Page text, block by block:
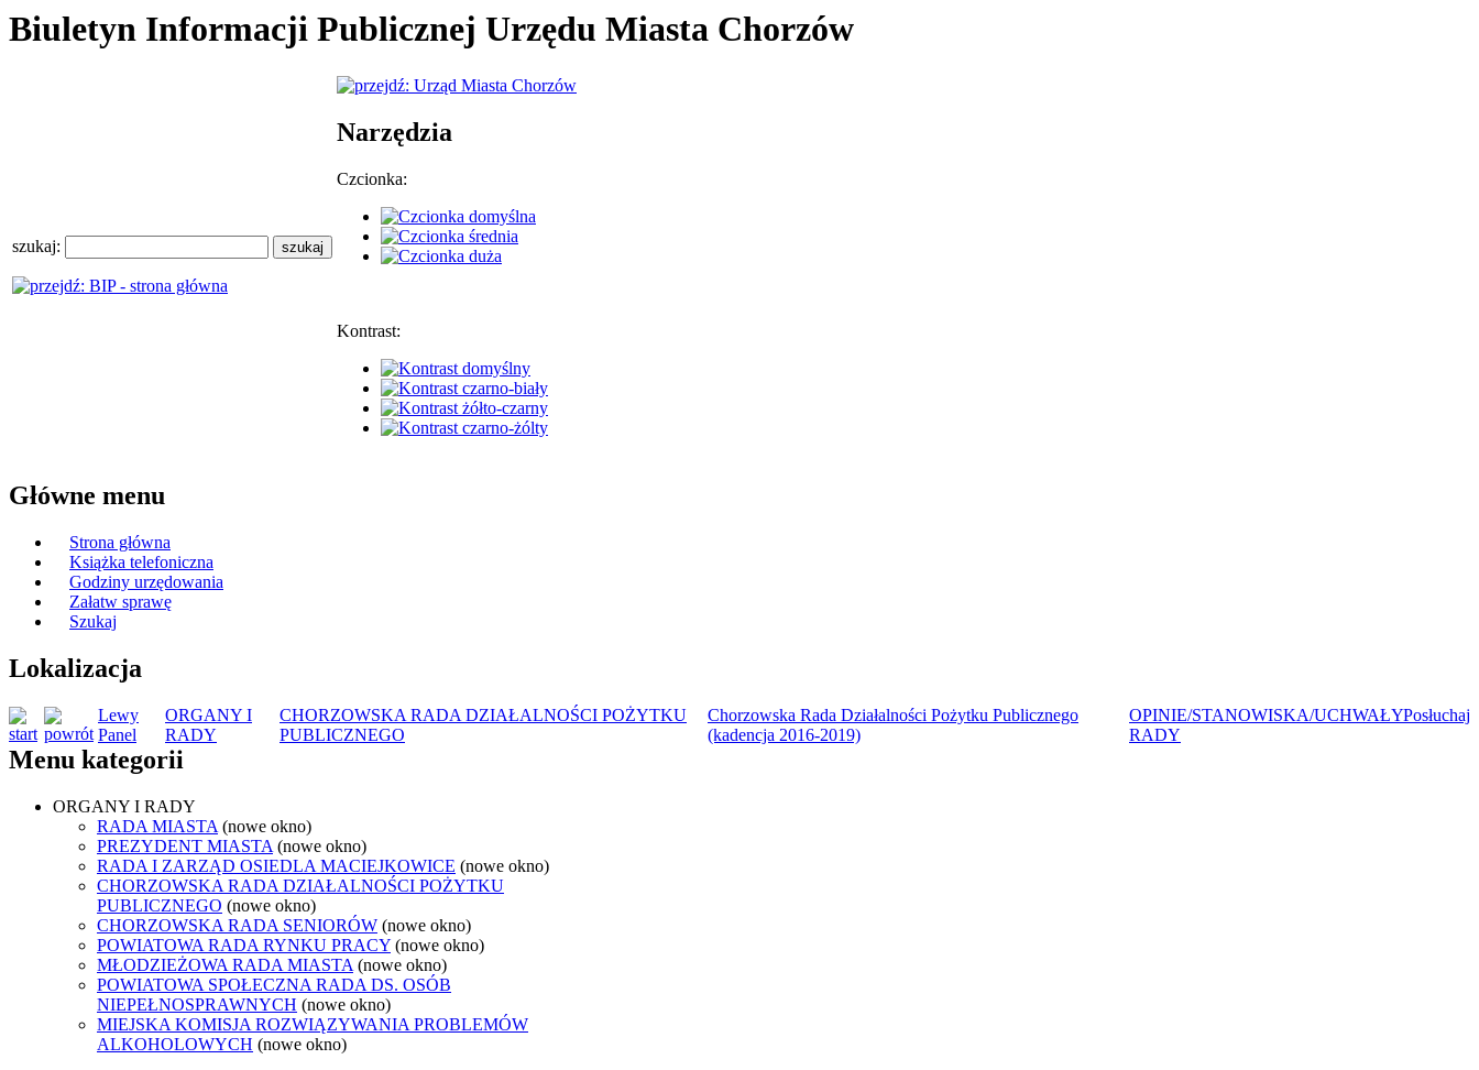
Biuletyn Informacji Publicznej Urzędu Miasta Chorzów
szukaj:
Narzędzia
Czcionka:
Kontrast:
Główne menu
Strona główna
Książka telefoniczna
Godziny urzędowania
Załatw sprawę
Szukaj
Lokalizacja
Posłuchaj
Lewy
Panel
ORGANY I
RADY
CHORZOWSKA RADA DZIAŁALNOŚCI POŻYTKU
PUBLICZNEGO
Chorzowska Rada Działalności Pożytku Publicznego
(kadencja 2016-2019)
OPINIE/STANOWISKA/UCHWAŁY
RADY
Menu kategorii
ORGANY I RADY
RADA MIASTA (nowe okno)
PREZYDENT MIASTA (nowe okno)
RADA I ZARZĄD OSIEDLA MACIEJKOWICE (nowe okno)
CHORZOWSKA RADA DZIAŁALNOŚCI POŻYTKU
PUBLICZNEGO (nowe okno)
CHORZOWSKA RADA SENIORÓW (nowe okno)
POWIATOWA RADA RYNKU PRACY (nowe okno)
MŁODZIEŻOWA RADA MIASTA (nowe okno)
POWIATOWA SPOŁECZNA RADA DS. OSÓB
NIEPEŁNOSPRAWNYCH (nowe okno)
MIEJSKA KOMISJA ROZWIĄZYWANIA PROBLEMÓW
ALKOHOLOWYCH (nowe okno)